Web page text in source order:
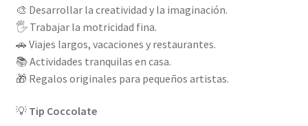
🎨 Desarrollar la creatividad y la imaginación.
🖐️ Trabajar la motricidad fina.
🚗 Viajes largos, vacaciones y restaurantes.
📚 Actividades tranquilas en casa.
🎁 Regalos originales para pequeños artistas.
💡 Tip Coccolate